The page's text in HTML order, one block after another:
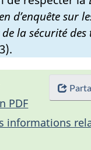
d’enquête sur
la sécurité
PDF
informations